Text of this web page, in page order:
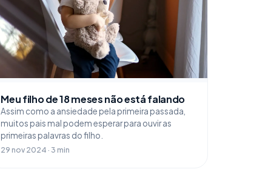
Meu filho de 18 meses não está falando
Assim como a ansiedade pela primeira passada,
muitos pais mal podem esperar para ouvir as
primeiras palavras do filho.
29 nov 2024 · 3 min